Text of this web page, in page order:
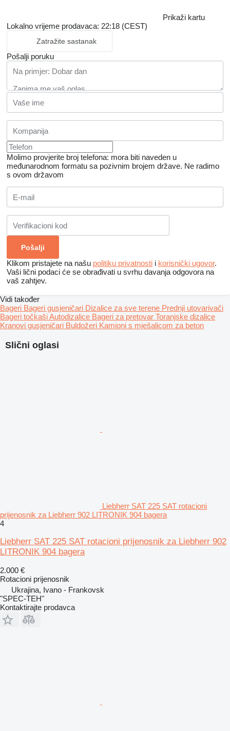
Prikaži kartu
Lokalno vrijeme prodavaca: 22:18 (CEST)
Zatražite sastanak
Pošalji poruku
Molimo provjerite broj telefona: mora biti naveden u
međunarodnom formatu sa pozivnim brojem države. Ne radimo
s ovom državom
Klikom pristajete na našu politiku privatnosti i korisnički ugovor.
Vaši lični podaci će se obrađivati ​​u svrhu davanja odgovora na
vaš zahtjev.
Slični oglasi
Liebherr SAT 225 SAT rotacioni
prijenosnik za Liebherr 902 LITRONIK 904 bagera
4
Liebherr SAT 225 SAT rotacioni prijenosnik za Liebherr 902
LITRONIK 904 bagera
2.000 €
Rotacioni prijenosnik
Ukrajina, Ivano - Frankovsk
"SPEC-TEH"
Kontaktirajte prodavca
Vidi također
Bageri Bageri gusjeničari Dizalice za sve terene Prednji utovarivači
Bageri točkašiAutodizalice Bageri za pretovar Toranjske dizalice
Kranovi gusjeničari Buldožeri Kamioni s mješalicom za beton